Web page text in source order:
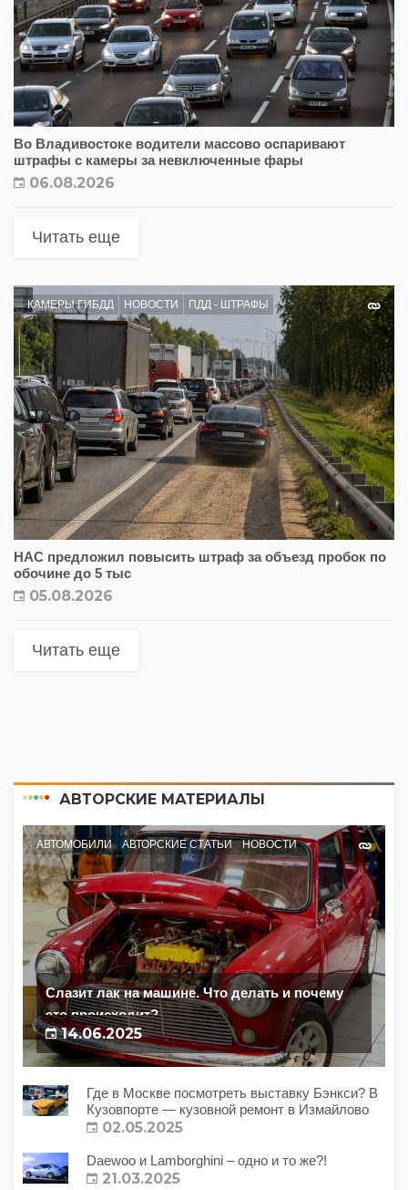
Во Владивостоке водители массово оспаривают
штрафы с камеры за невключенные фары
06.08.2026
Читать еще
КАМЕРЫ ГИБДД НОВОСТИ ПДД - ШТРАФЫ
НАС предложил повысить штраф за объезд пробок по
обочине до 5 тыс
05.08.2026
Читать еще
АВТОРСКИЕ МАТЕРИАЛЫ
АВТОМОБИЛИ АВТОРСКИЕ СТАТЬИ НОВОСТИ
Слазит лак на машине. Что делать и почему
это происходит?
14.06.2025
Где в Москве посмотреть выставку Бэнкси? В
Кузовпорте — кузовной ремонт в Измайлово
02.05.2025
Daewoo и Lamborghini – одно и то же?!
21.03.2025